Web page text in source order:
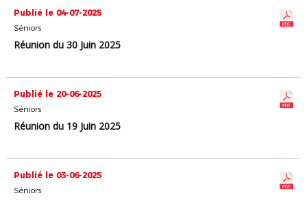
Publié le 04-07-2025
Séniors
Réunion du 30 Juin 2025
Publié le 20-06-2025
Séniors
Réunion du 19 Juin 2025
Publié le 03-06-2025
Séniors